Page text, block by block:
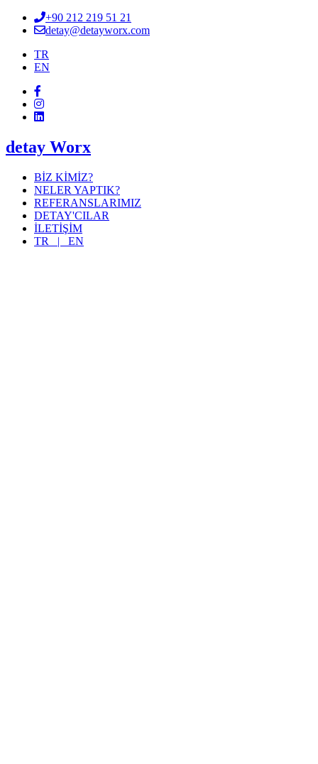
+90 212 219 51 21
detay@detayworx.com
TR
EN
detay Worx
BİZ KİMİZ?
NELER YAPTIK?
REFERANSLARIMIZ
DETAY'CILAR
İLETİŞİM
TR | EN